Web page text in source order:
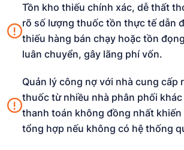
Tồn kho thiếu chính xác, dễ thất
rõ số lượng thuốc tồn thực tế dẫn
thiếu hàng bán chạy hoặc tồn
luân chuyển, gây lãng phí vốn.
Quản lý công nợ với nhà cung cấp
thuốc từ nhiều nhà phân phối
thanh toán không đồng nhất
tổng hợp nếu không có hệ thống